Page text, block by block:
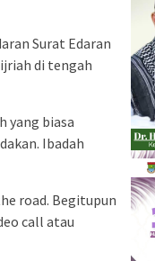
Surat Edaran
di tengah
yang biasa
Ibadah
road. Begitupun
call atau